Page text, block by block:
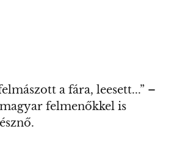
a fára, leesett...” –
felmenőkkel is